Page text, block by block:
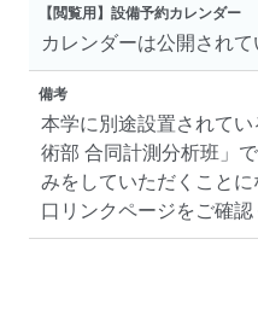
【閲覧用】設備予約カレンダー
カレンダーは公開されて
備考
本学に別途設置されて
術部 合同計測分析班」
みをしていただくこと
口リンクページをご確認